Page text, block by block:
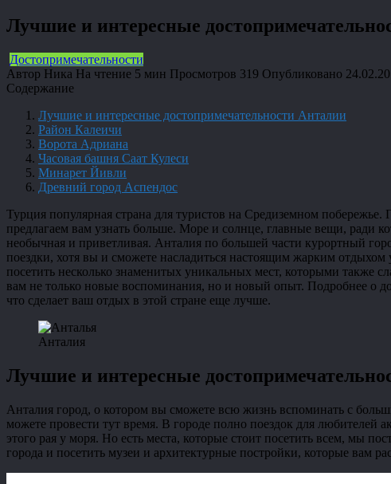
Лучшие и интересные
Достопримечательности
Автор Ника На чтение 5 мин Просмотров 319 Опубликовано
Содержание
Лучшие и интересные достопримечательности Анталии
Район Калеичи
Ворота Адриана
Часовая башня Саат Кулеси
Минарет Йивли
Древний город Аспендос
Турция популярная страна для туристов на Средиземном
предлагаем вам узнать больше. Море и солнце, главные вещи, ради
необычная и приветливая. Анталия по большей части курортный
поездки, хотя вы и сможете насладиться настоящим жарким
посетить несколько знаменитых уникальных мест, которыми также
вам не только новые воспоминания, но и новый опыт. Подробнее о
что сделает ваш отдых в этой стране еще лучше.
Анталия
Лучшие и интересные
Анталия город, о котором вы сможете всю жизнь вспоминать с
можете провести тут время. В городе полно поездок для любителей
этого рая у моря. Но есть места, которые стоит посетить всем, мы
города и посетить музеи и архитектурные постройки, которые вам